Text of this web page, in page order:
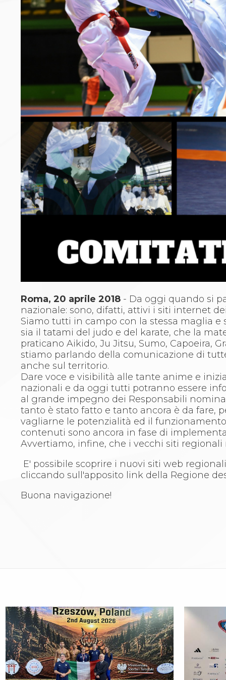
Archivio eventi
Dove siamo
Comitati Regionali
Società
La Federazione
Cerca Società Sportive
Media
Rassegna stampa
Pubblicazioni FIJLKAM
Libreria FIJLKAM
Athlon.net
Rivista ATHLON
Galleria Fotografica
Video
Partners
Trasparenza
FIJLKAM trasparente
Amministrazione
Avvisi
Gare d’Appalto
Judo
La disciplina
News
Gare e Risultati
Albi Federali
Arbitri
Lotta
La disciplina
News
Gare e Risultati
Attività Didattica
Albi Federali
Karate
La disciplina
News
Gare e Risultati
Attività Didattica
Albi Federali
Arti marziali
Aikido
Ju Jitsu
Capoeira
Merchandising
Mappa del sito
Cerca
Contatti
News
Cookies Accept
Newsletter
Roma, 20 aprile 2018 - Da oggi quando si
nazionale: sono, difatti, attivi i siti internet
Siamo tutti in campo con la stessa maglia e
sia il tatami del judo e del karate, che la
praticano Aikido, Ju Jitsu, Sumo, Capoeira,
stiamo parlando della comunicazione di
anche sul territorio.
Dare voce e visibilità alle tante anime e
nazionali e da oggi tutti potranno essere
al grande impegno dei Responsabili
tanto è stato fatto e tanto ancora è da fare,
vagliarne le potenzialità ed il
contenuti sono ancora in fase di
Avvertiamo, infine, che i vecchi siti
E' possibile scoprire i nuovi siti web
cliccando sull'apposito link della Regione
Buona navigazione!